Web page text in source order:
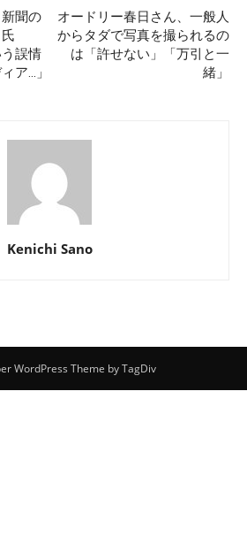
新聞の
う誤情
ア…」
オードリー春日さん、一般人
からタダで写真を撮られるの
は「許せない」「万引と一
緒」
Kenichi Sano
WordPress Theme by TagDiv